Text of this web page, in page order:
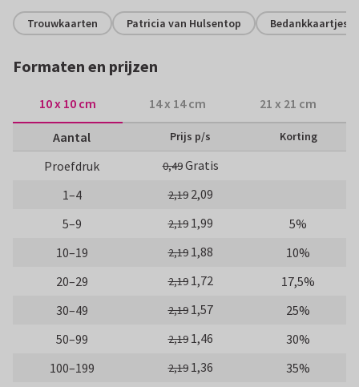
Trouwkaarten Patricia van Hulsentop Bedankkaartjes
Formaten en prijzen
10 x 10 cm 14 x 14 cm 21 x 21 cm
Aantal Prijs p/s Korting
Proefdruk 0,49Gratis
1–4
2,19 2,09
5–9
2,19 1,99
5%
10–19
2,19 1,88
10%
20–29
2,19 1,72
17,5%
30–49
2,19 1,57
25%
50–99
2,19 1,46
30%
100–199
2,19 1,36
35%